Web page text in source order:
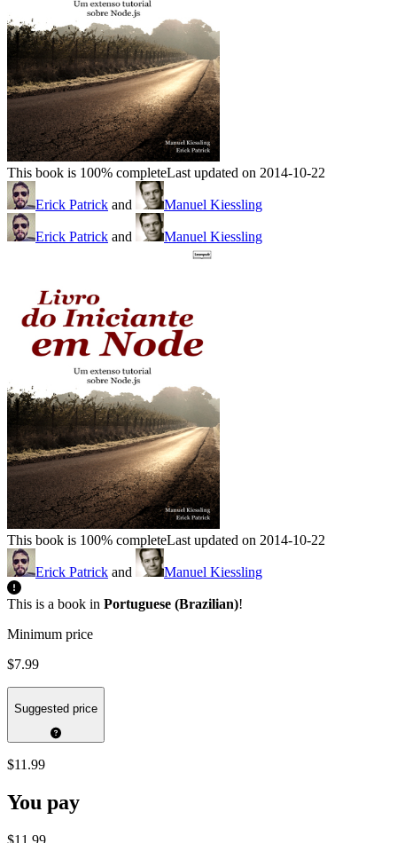
This book is 100% completeLast updated on 2014-10-22
Erick Patrick and Manuel Kiessling
Erick Patrick and Manuel Kiessling
This book is 100% completeLast updated on 2014-10-22
Erick Patrick and Manuel Kiessling
This is a book in Portuguese (Brazilian)!
Minimum price
$7.99
Suggested price
$11.99
You pay
$11.99